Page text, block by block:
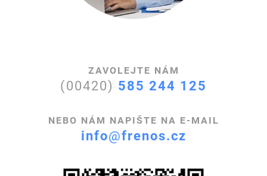
ZAVOLEJTE NÁM
(00420) 585 244 125
NEBO NÁM NAPIŠTE NA E-MAIL
info@frenos.cz